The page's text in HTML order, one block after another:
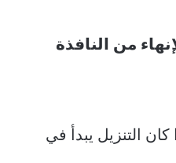
من النافذة
التنزيل يبدأ في